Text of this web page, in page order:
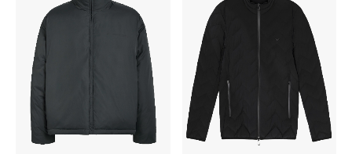
مستلزمات الأطفال الرضع
مستلزمات البنات (2 - 14 سنة)
مستلزمات الأولاد (2 - 14 سنة)
أبرز المصممين